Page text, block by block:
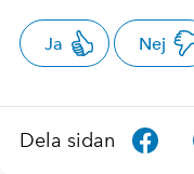
Ja Nej
Dela sidan